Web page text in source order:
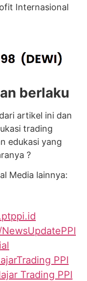
Internasional
berlaku
artikel ini dan
trading
edukasi yang
?
Media lainnya:
PPI
Trading PPI